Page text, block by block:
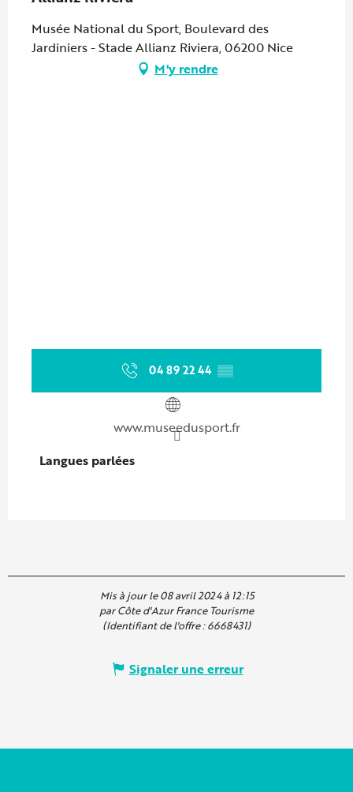
Musée National du Sport, Boulevard des
Jardiniers - Stade Allianz Riviera, 06200 Nice
M'y rendre
04 89 22 44 ▒▒
www.museedusport.fr
Langues parlées
Langues parlées
Mis à jour le 08 avril 2024 à 12:15
par Côte d'Azur France Tourisme
(Identifiant de l'offre :6668431)
Signaler une erreur